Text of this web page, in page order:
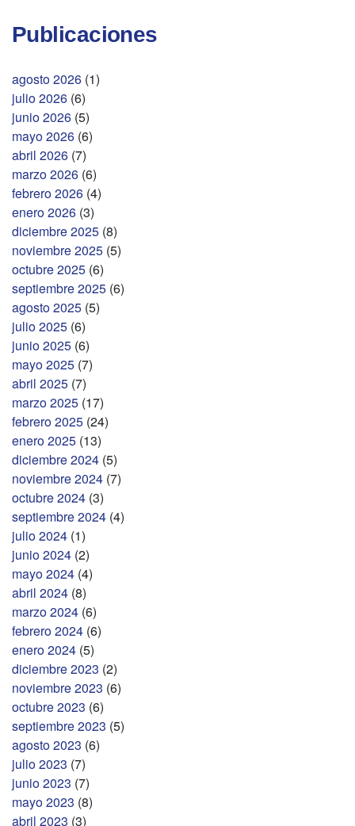
Publicaciones
agosto 2026 (1)
julio 2026 (6)
junio 2026 (5)
mayo 2026 (6)
abril 2026 (7)
marzo 2026 (6)
febrero 2026 (4)
enero 2026 (3)
diciembre 2025 (8)
noviembre 2025 (5)
octubre 2025 (6)
septiembre 2025 (6)
agosto 2025 (5)
julio 2025 (6)
junio 2025 (6)
mayo 2025 (7)
abril 2025 (7)
marzo 2025 (17)
febrero 2025 (24)
enero 2025 (13)
diciembre 2024 (5)
noviembre 2024 (7)
octubre 2024 (3)
septiembre 2024 (4)
julio 2024 (1)
junio 2024 (2)
mayo 2024 (4)
abril 2024 (8)
marzo 2024 (6)
febrero 2024 (6)
enero 2024 (5)
diciembre 2023 (2)
noviembre 2023 (6)
octubre 2023 (6)
septiembre 2023 (5)
agosto 2023 (6)
julio 2023 (7)
junio 2023 (7)
mayo 2023 (8)
abril 2023 (3)